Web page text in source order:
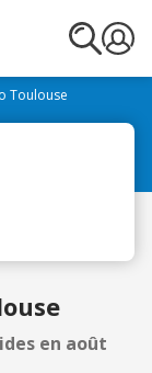
Toulouse
en août